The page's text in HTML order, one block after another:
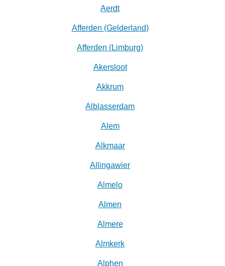
Aerdt
Afferden (Gelderland)
Afferden (Limburg)
Akersloot
Akkrum
Alblasserdam
Alem
Alkmaar
Allingawier
Almelo
Almen
Almere
Almkerk
Alphen